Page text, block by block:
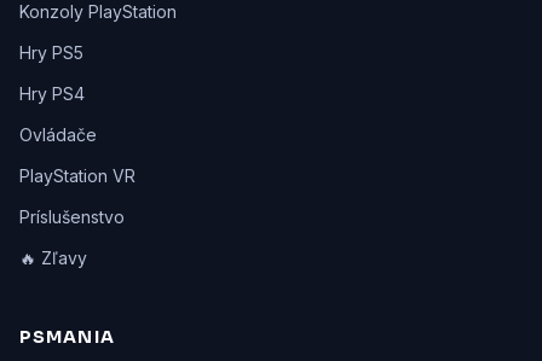
Konzoly PlayStation
Hry PS5
Hry PS4
Ovládače
PlayStation VR
Príslušenstvo
🔥 Zľavy
PSMANIA